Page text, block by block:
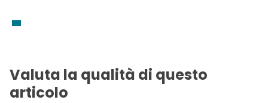
Valuta la qualità di questo
articolo